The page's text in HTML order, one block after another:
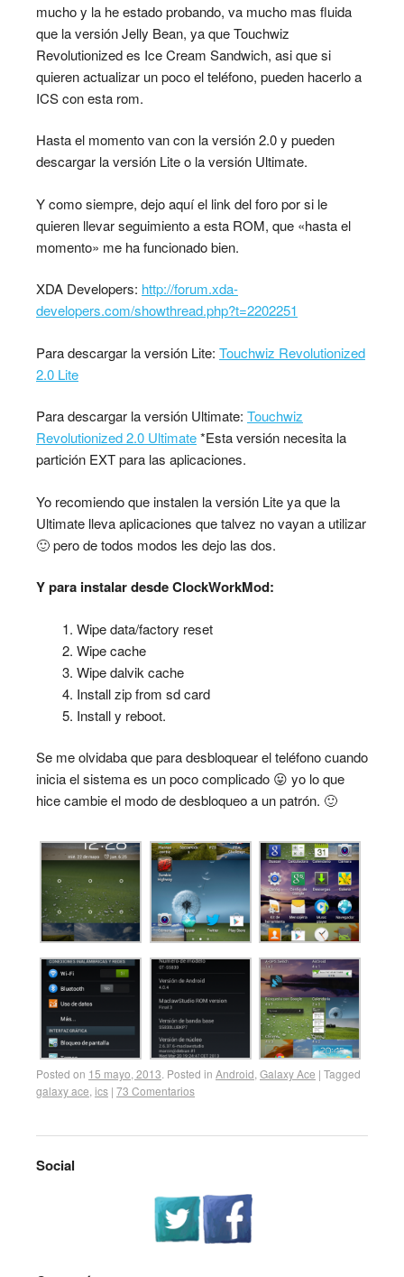
mucho y la he estado probando, va mucho mas fluida
que la versión Jelly Bean, ya que Touchwiz
Revolutionized es Ice Cream Sandwich, asi que si
quieren actualizar un poco el teléfono, pueden hacerlo a
ICS con esta rom.
Hasta el momento van con la versión 2.0 y pueden
descargar la versión Lite o la versión Ultimate.
Y como siempre, dejo aquí el link del foro por si le
quieren llevar seguimiento a esta ROM, que «hasta el
momento» me ha funcionado bien.
XDA Developers: http://forum.xda-
developers.com/showthread.php?t=2202251
Para descargar la versión Lite: Touchwiz Revolutionized
2.0 Lite
Para descargar la versión Ultimate: Touchwiz
Revolutionized 2.0 Ultimate*Esta versión necesita la
partición EXT para las aplicaciones.
Yo recomiendo que instalen la versión Lite ya que la
Ultimate lleva aplicaciones que talvez no vayan a utilizar
🙂 pero de todos modos les dejo las dos.
Y para instalar desde ClockWorkMod:
Wipe data/factory reset
Wipe cache
Wipe dalvik cache
Install zip from sd card
Install y reboot.
Se me olvidaba que para desbloquear el teléfono cuando
inicia el sistema es un poco complicado 😛 yo lo que
hice cambie el modo de desbloqueo a un patrón. 🙂
Posted on 15 mayo, 2013 Posted in Android Galaxy Ace | Tagged
galaxy ace ics | 73 Comentarios
Social